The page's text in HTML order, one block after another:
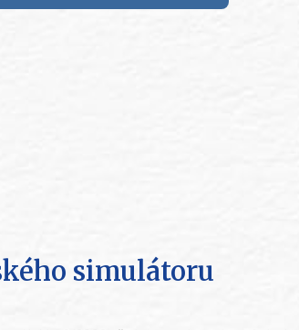
simulátoru